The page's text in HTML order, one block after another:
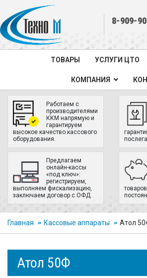
8-909-
ТОВАРЫ УСЛУГИ ЦТО
КОМПАНИЯ
Работаем с
производителями
ККМ напрямую и
гарантируем
высокое качество кассового
оборудования.
Предлагаем
онлайн-кассы
«под ключ»:
регистрируем,
выполняем фискализацию,
заключаем договор с ОФД.
Главная Кассовые аппараты Атол
Атол 50Ф